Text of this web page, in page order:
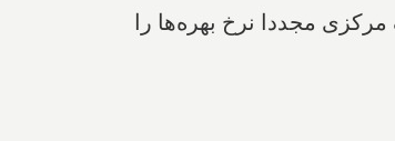
مجددا نرخ بهره‌ها را